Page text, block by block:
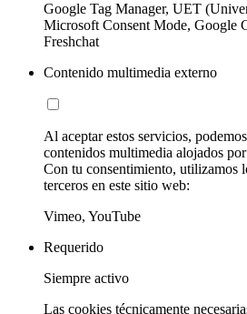
Google Tag Manager, UET
Microsoft Consent Mode, Google
Freshchat
Contenido multimedia externo
Al aceptar estos servicios,
contenidos multimedia alojados
Con tu consentimiento, utilizamos
terceros en este sitio web:
Vimeo, YouTube
Requerido
Siempre activo
Las cookies técnicamente